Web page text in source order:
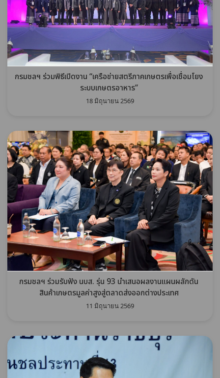
กรมชลฯ ร่วมพิธีเปิดงาน “เครือข่ายสตรีภาคเกษตรเพื่อเชื่อมโยง
ระบบเกษตรอาหาร”
18 มิถุนายน 2569
กรมชลฯ ร่วมรับฟัง นบส. รุ่น 93 นำเสนอผลงานแผนผลักดัน
สินค้าเกษตรมูลค่าสูงสู่ตลาดส่งออกต่างประเทศ
11 มิถุนายน 2569